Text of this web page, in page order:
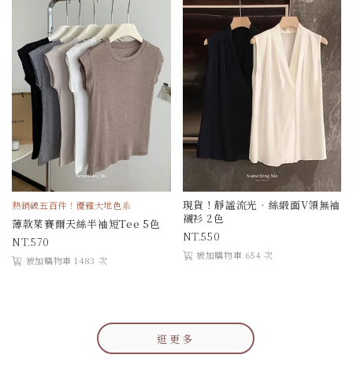
熱銷破五百件！優雅大地色系
薄款萊賽爾天絲半袖短Tee 5色
570
被加購物車 1483 次
現貨！靜謐流光．絲緞面V領無袖
襯衫 2色
550
被加購物車 654 次
逛更多